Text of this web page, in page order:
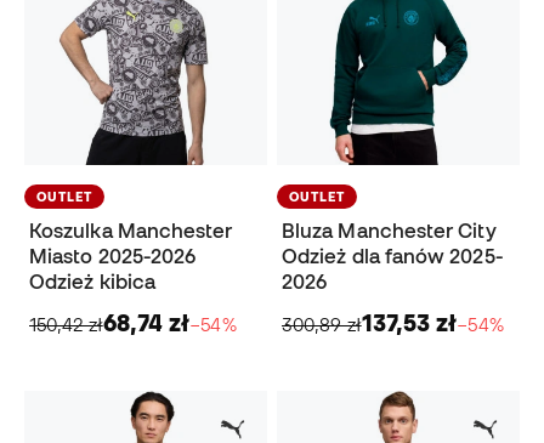
OUTLET
Koszulka Manchester
Miasto 2025-2026
Odzież kibica
150,42 zł68,74 zł−54%
OUTLET
Bluza Manchester City
Odzież dla fanów 2025-
2026
300,89 zł137,53 zł−54%